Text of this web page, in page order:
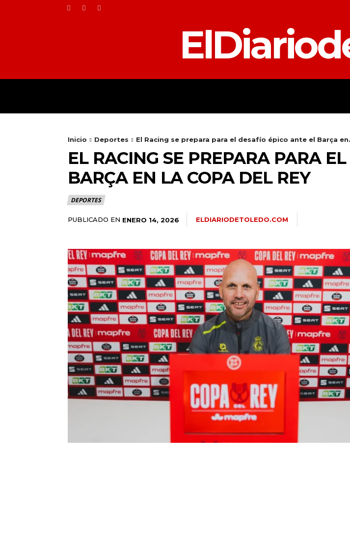
Inicio Deportes El Racing se prepara para el desafío épico ante el Barça
EL RACING SE PREPARA PARA
BARÇA EN LA COPA DEL REY
DEPORTES
PUBLICADO EN ENERO 14, 2026 ELDIARIODETOLEDO.COM